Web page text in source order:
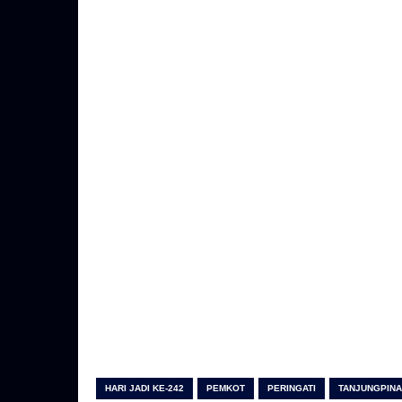
HARI JADI KE-242 PEMKOT PERINGATI